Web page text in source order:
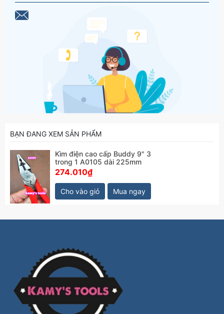
BẠN ĐANG XEM SẢN PHẨM
Kìm điện cao cấp Buddy 9" 3
trong 1 A0105 dài 225mm
274.010₫
Cho vào giỏ Mua ngay